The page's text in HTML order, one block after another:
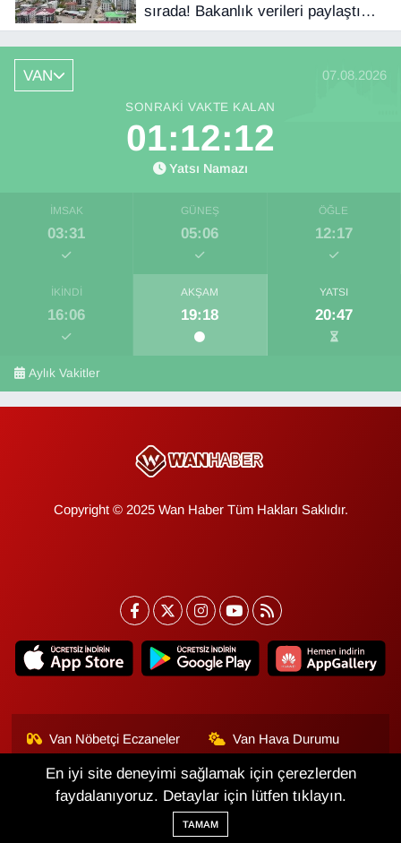
sırada! Bakanlık verileri paylaştı…
VAN 07.08.2026
SONRAKI VAKTE KALAN
01:12:11
Yatsı Namazı
İMSAK
03:31
GÜNEŞ
05:06
ÖĞLE
12:17
İKINDI
16:06
AKŞAM
19:18
YATSI
20:47
Aylık Vakitler
Copyright © 2025 Wan Haber Tüm Hakları Saklıdır.
Van Nöbetçi Eczaneler Van Hava Durumu
Van Namaz Vakitleri
Van Trafik Yoğunluk
Haritası
Puan Durumu ve Fikstür
En iyi site deneyimi sağlamak için çerezlerden
faydalanıyoruz. Detaylar için lütfen tıklayın.
TAMAM